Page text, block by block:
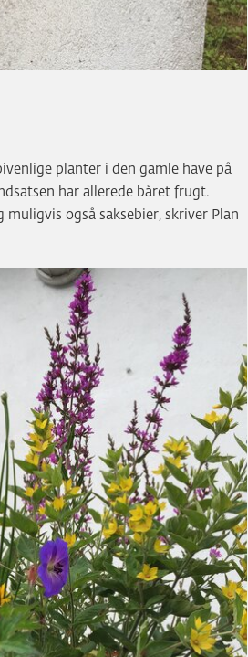
planter i den gamle have på
har allerede båret frugt.
også saksebier, skriver Plan